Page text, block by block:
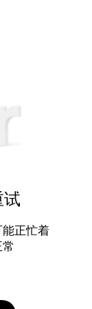
试
正忙着